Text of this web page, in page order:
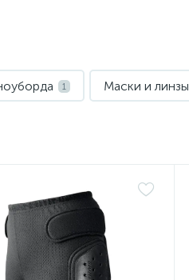
1 Маски и линзы